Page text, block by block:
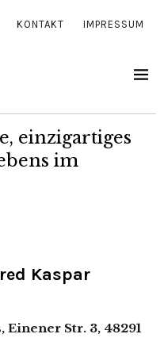
KONTAKT IMPRESSUM
einzigartiges
im
Kaspar
Einener Str. 3, 48291